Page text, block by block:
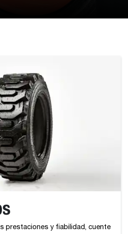
prestaciones y fiabilidad, cuente